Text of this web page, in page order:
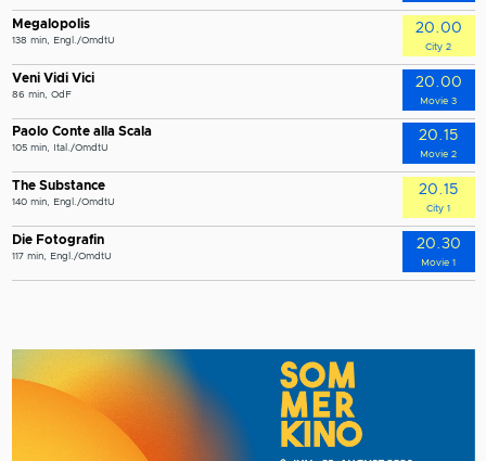
Megalopolis
138 min, Engl./OmdtU
20.00
City 2
Veni Vidi Vici
86 min, OdF
20.00
Movie 3
Paolo Conte alla Scala
105 min, Ital./OmdtU
20.15
Movie 2
The Substance
140 min, Engl./OmdtU
20.15
City 1
Die Fotografin
117 min, Engl./OmdtU
20.30
Movie 1